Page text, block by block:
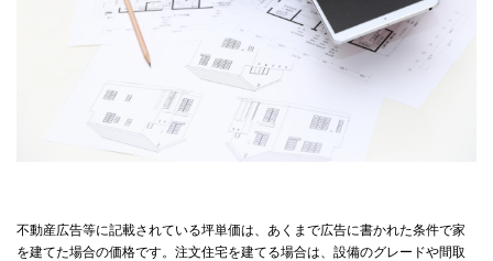
不動産広告等に記載されている坪単価は、あくまで広告に書かれた条件で家
を建てた場合の価格です。注文住宅を建てる場合は、設備のグレードや間取